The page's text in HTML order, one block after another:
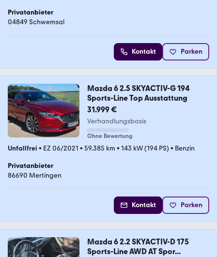
Privatanbieter
04849 Schwemsal
Kontakt Parken
Mazda 6 2.5 SKYACTIV-G 194
Sports-Line Top Ausstattung
31.999 €
Verhandlungsbasis
Ohne Bewertung
Unfallfrei • EZ 06/2021 • 59.385 km • 143 kW (194 PS) • Benzin
Privatanbieter
86690 Mertingen
Kontakt Parken
Mazda 6 2.2 SKYACTIV-D 175
Sports-Line AWD AT Spor...